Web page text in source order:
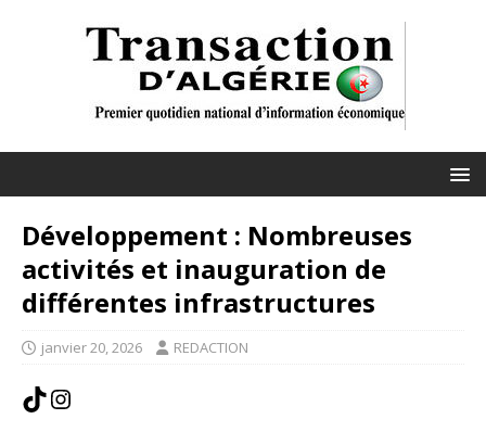
Développement : Nombreuses
activités et inauguration de
différentes infrastructures
janvier 20, 2026 REDACTION